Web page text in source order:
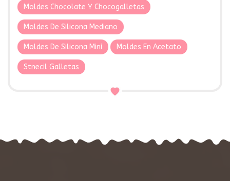
Moldes Chocolate Y Chocogalletas
Moldes De Silicona Mediano
Moldes De Silicona Mini Moldes En Acetato
Stnecil Galletas